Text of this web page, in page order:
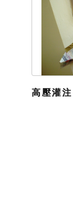
高壓灌注